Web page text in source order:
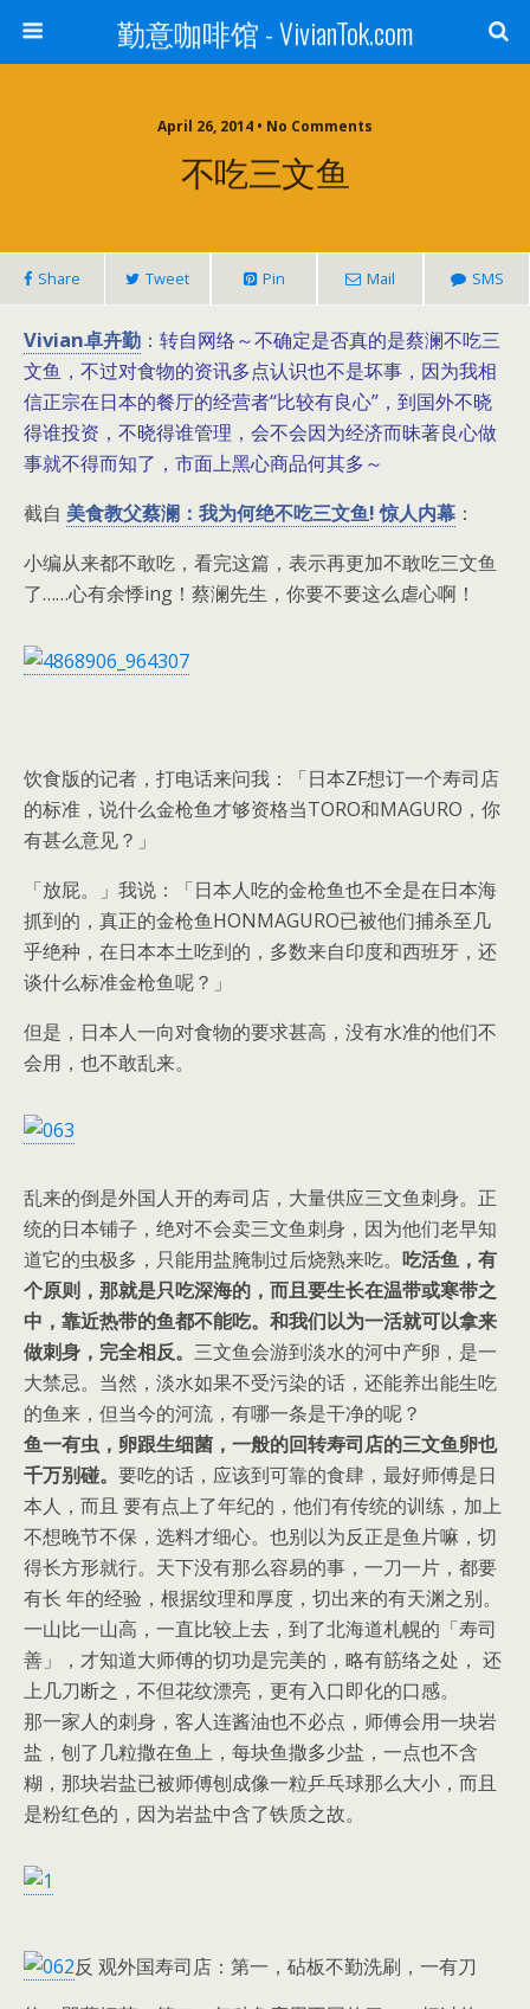
勤意咖啡馆 - VivianTok.com
April 26, 2014 • No Comments
不吃三文鱼
Share Tweet Pin Mail SMS
Vivian卓卉勤 ： 转自网络～不确定是否真的是蔡澜不吃三
文鱼，不过对食物的资讯多点认识也不是坏事，因为我相
信正宗在日本的餐厅的经营者“比较有良心”，到国外不晓
得谁投资，不晓得谁管理，会不会因为经济而昧著良心做
事就不得而知了，市面上黑心商品何其多～
截自 美食教父蔡澜：我为何绝不吃三文鱼! 惊人内幕 ：
小编从来都不敢吃，看完这篇，表示再更加不敢吃三文鱼
了……心有余悸ing！蔡澜先生，你要不要这么虐心啊！
饮食版的记者，打电话来问我：「日本ZF想订一个寿司店
的标准，说什么金枪鱼才够资格当TORO和MAGURO，你
有甚么意见？」
「放屁。」我说：「日本人吃的金枪鱼也不全是在日本海
抓到的，真正的金枪鱼HONMAGURO已被他们捕杀至几
乎绝种，在日本本土吃到的，多数来自印度和西班牙，还
谈什么标准金枪鱼呢？」
但是，日本人一向对食物的要求甚高，没有水准的他们不
会用，也不敢乱来。
乱来的倒是外国人开的寿司店，大量供应三文鱼刺身。正
统的日本铺子，绝对不会卖三文鱼刺身，因为他们老早知
道它的虫极多，只能用盐腌制过后烧熟来吃。 吃活鱼，有
个原则，那就是只吃深海的，而且要生长在温带或寒带之
中，靠近热带的鱼都不能吃。 和我们以为一活就可以拿来
做刺身，完全相反。 三文鱼会游到淡水的河中产卵，是一
大禁忌。当然，淡水如果不受污染的话，还能养出能生吃
的鱼来，但当今的河流，有哪一条是干净的呢？
鱼一有虫，卵跟生细菌，一般的回转寿司店的三文鱼卵也
千万别碰。 要吃的话，应该到可靠的食肆，最好师傅是日
本人，而且 要有点上了年纪的，他们有传统的训练，加上
不想晚节不保，选料才细心。也别以为反正是鱼片嘛，切
得长方形就行。天下没有那么容易的事，一刀一片，都要
有长 年的经验，根据纹理和厚度，切出来的有天渊之别。
一山比一山高，一直比较上去，到了北海道札幌的「寿司
善」，才知道大师傅的切功是完美的，略有筋络之处， 还
上几刀断之，不但花纹漂亮，更有入口即化的口感。
那一家人的刺身，客人连酱油也不必点，师傅会用一块岩
盐，刨了几粒撒在鱼上，每块鱼撒多少盐，一点也不含
糊，那块岩盐已被师傅刨成像一粒乒乓球那么大小，而且
是粉红色的，因为岩盐中含了铁质之故。
反 观外国寿司店：第一，砧板不勤洗刷，一有刀